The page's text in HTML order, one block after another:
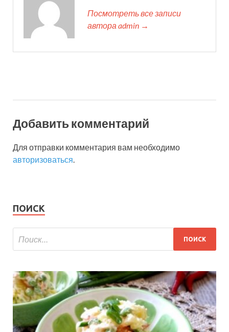
Посмотреть все записи
автора admin →
Добавить комментарий
Для отправки комментария вам необходимо
авторизоваться.
ПОИСК